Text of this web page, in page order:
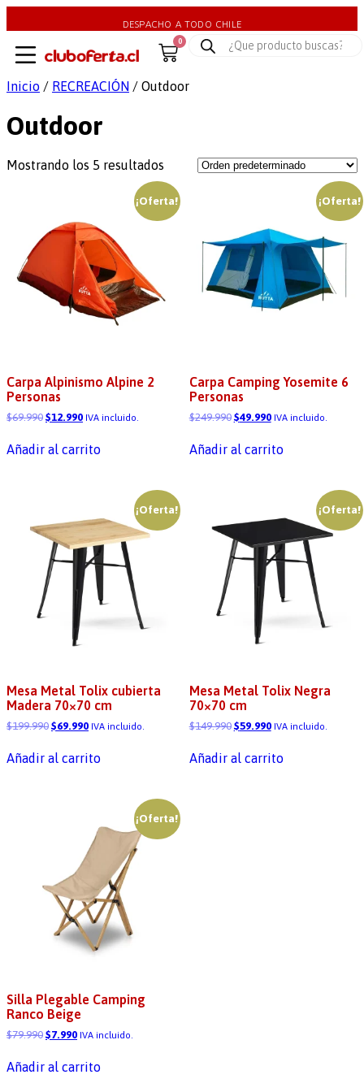
DESPACHO A TODO CHILE
0
Inicio / RECREACIÓN / Outdoor
Outdoor
Mostrando los 5 resultados
¡Oferta!
Carpa Alpinismo Alpine 2
Personas
$69.990$12.990 IVA incluido.
Añadir al carrito
¡Oferta!
Carpa Camping Yosemite 6
Personas
$249.990 $49.990 IVA incluido.
Añadir al carrito
¡Oferta!
Mesa Metal Tolix cubierta
Madera 70×70 cm
$199.990$69.990 IVA incluido.
Añadir al carrito
¡Oferta!
Mesa Metal Tolix Negra
70×70 cm
$149.990 $59.990 IVA incluido.
Añadir al carrito
¡Oferta!
Silla Plegable Camping
Ranco Beige
$79.990$7.990 IVA incluido.
Añadir al carrito